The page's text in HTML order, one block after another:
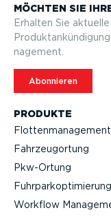
PRODUKTE
Flotten­ma­nagement
Fahrzeu­g­ortung
Pkw-Ortung
Fuhrpar­k­op­ti­mierung
Workflow
MÖCHTEN SIE
Erhalten Sie
nagement.
Abonnieren